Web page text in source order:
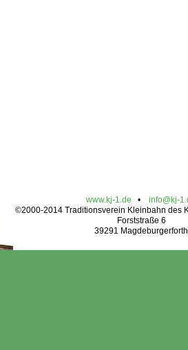
www.kj-1.de • info@kj-
©2000-2014 Traditionsverein Kleinbahn des
Forststraße 6
39291 Magdeburgerforth